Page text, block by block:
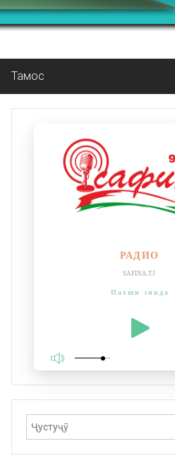
Тамос
РАДИО
SAFINA.TJ
Пахши зинда